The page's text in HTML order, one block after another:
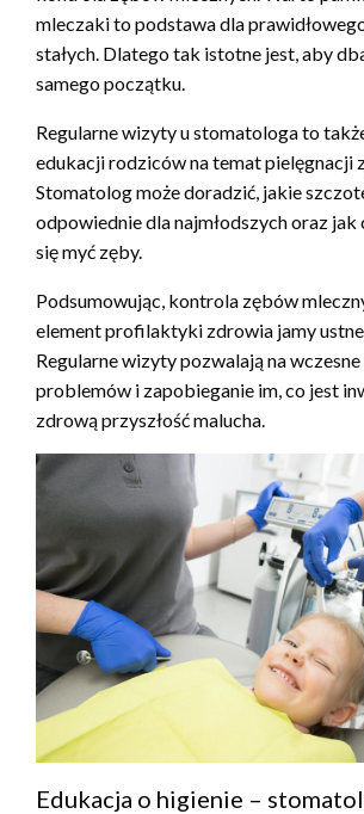
mleczaki to podstawa dla
stałych. Dlatego tak istotne jest, aby
samego początku.
Regularne wizyty u stomatologa to
edukacji rodziców na temat pielęgnacji
Stomatolog może doradzić, jakie
odpowiednie dla najmłodszych oraz
się myć zęby.
Podsumowując, kontrola zębów
element profilaktyki zdrowia jamy
Regularne wizyty pozwalają na
problemów i zapobieganie im, co jest
zdrową przyszłość malucha.
Edukacja o higienie –